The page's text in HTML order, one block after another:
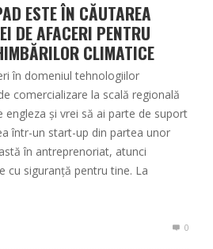
ESTE ÎN CĂUTAREA
DE AFACERI PENTRU
CLIMATICE
în domeniul tehnologiilor
comercializare la scală regională
engleza și vrei să ai parte de suport
într-un start-up din partea unor
în antreprenoriat, atunci
cu siguranță pentru tine. La
0